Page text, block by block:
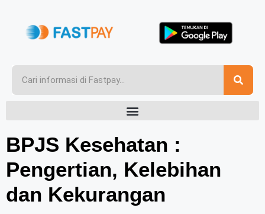
BPJS Kesehatan :
Pengertian, Kelebihan
dan Kekurangan